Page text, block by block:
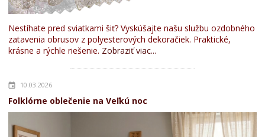
Nestíhate pred sviatkami šiť? Vyskúšajte našu službu ozdobného
zatavenia obrusov z polyesterových dekoračiek. Praktické,
krásne a rýchle riešenie. Zobraziť viac...
10.03.2026
Folklórne oblečenie na Veľkú noc